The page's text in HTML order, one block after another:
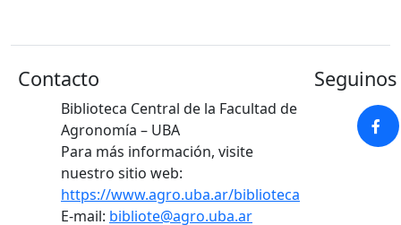
Contacto
Biblioteca Central de la Facultad de
Agronomía – UBA
Para más información, visite
nuestro sitio web:
https://www.agro.uba.ar/biblioteca
E-mail: bibliote@agro.uba.ar